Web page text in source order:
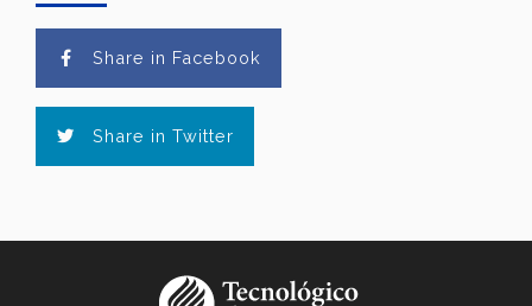
Share in Facebook
Share in Twitter